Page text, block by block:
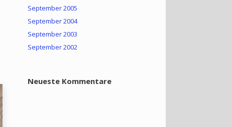
September 2005
September 2004
September 2003
September 2002
Neueste Kommentare